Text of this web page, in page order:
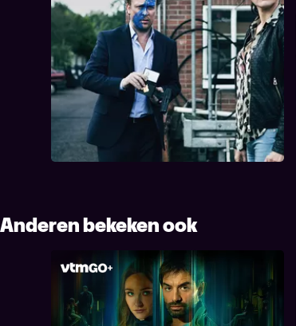
1. Grensgevalletje
1. Grensgevalletje
Tijdsduur
Het is inmiddels een jaar geleden sinds
Theo spoorloos verdween. Willem woont
opnieuw in Tilburg, tot hij betrokken raakt
bij een zaak die internationale aandacht
trekt en het rustige leven in Brabant
voorgoed op zijn kop zet.
Anderen bekeken ook
Incognito